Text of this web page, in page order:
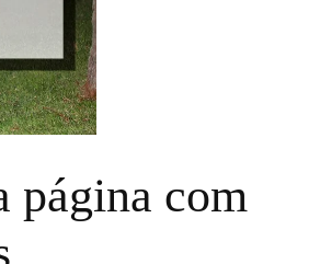
página com